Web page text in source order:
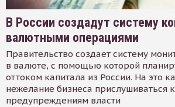
В России создадут систему
валютными операциями
Правительство создает систему
в валюте, с помощью которой
оттоком капитала из России. На это
нежелание бизнеса прислушиваться к
предупреждениям власти